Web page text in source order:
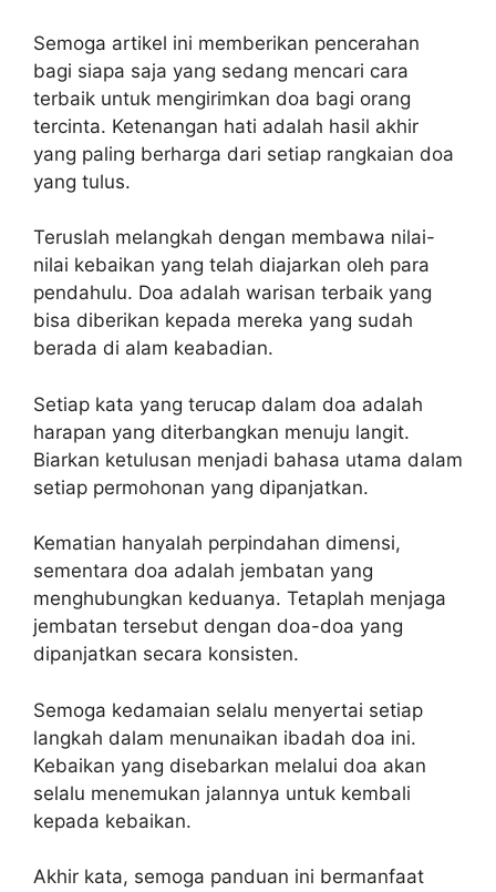
Semoga artikel ini memberikan pencerahan
bagi siapa saja yang sedang mencari cara
terbaik untuk mengirimkan doa bagi orang
tercinta. Ketenangan hati adalah hasil akhir
yang paling berharga dari setiap rangkaian doa
yang tulus.
Teruslah melangkah dengan membawa nilai-
nilai kebaikan yang telah diajarkan oleh para
pendahulu. Doa adalah warisan terbaik yang
bisa diberikan kepada mereka yang sudah
berada di alam keabadian.
Setiap kata yang terucap dalam doa adalah
harapan yang diterbangkan menuju langit.
Biarkan ketulusan menjadi bahasa utama dalam
setiap permohonan yang dipanjatkan.
Kematian hanyalah perpindahan dimensi,
sementara doa adalah jembatan yang
menghubungkan keduanya. Tetaplah menjaga
jembatan tersebut dengan doa-doa yang
dipanjatkan secara konsisten.
Semoga kedamaian selalu menyertai setiap
langkah dalam menunaikan ibadah doa ini.
Kebaikan yang disebarkan melalui doa akan
selalu menemukan jalannya untuk kembali
kepada kebaikan.
Akhir kata, semoga panduan ini bermanfaat